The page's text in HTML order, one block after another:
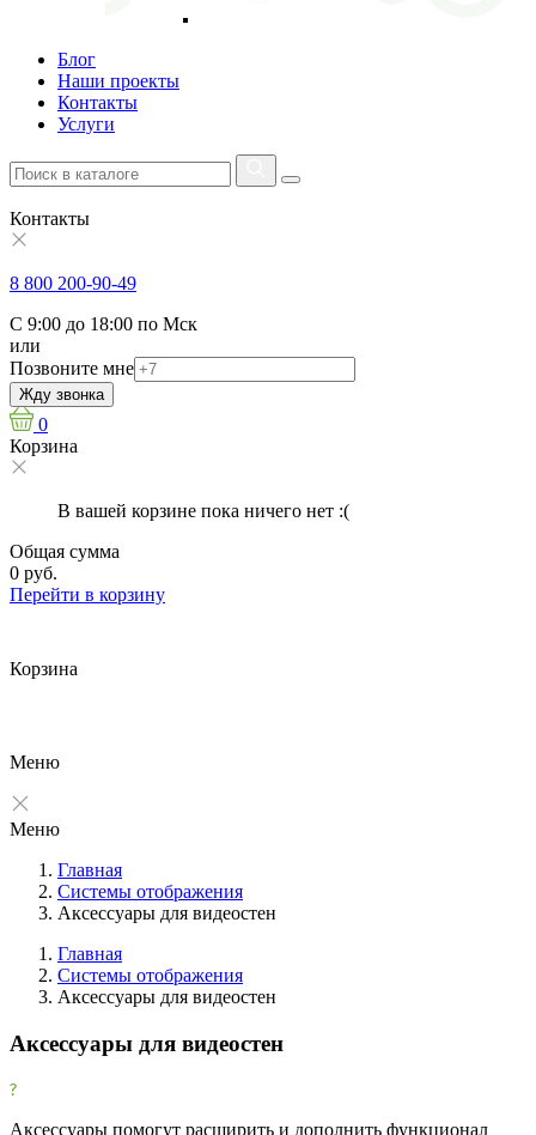
Блог
Наши проекты
Контакты
Услуги
Контакты
8 800 200-90-49
С 9:00 до 18:00 по Мск
или
Позвоните мне
Жду звонка
0
Корзина
В вашей корзине пока ничего нет :(
Общая сумма
0 руб.
Перейти в корзину
Корзина
Меню
Меню
Главная
Системы отображения
Аксессуары для видеостен
Очистить
Фильтр
Главная
Системы отображения
Аксессуары для видеостен
Аксессуары для видеостен
Аксессуары помогут расширить и дополнить функционал